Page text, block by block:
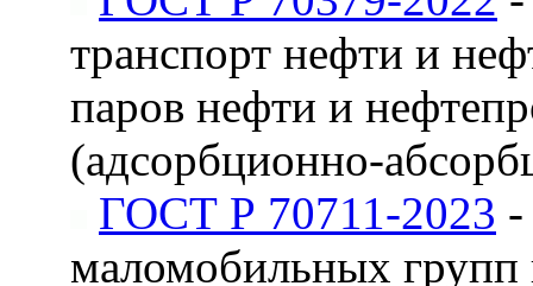
транспорт нефти и
паров нефти и
(адсорбционно-
ГОСТ Р 70711-2023
маломобильных